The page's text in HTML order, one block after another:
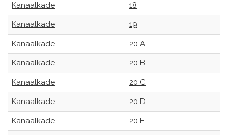
Kanaalkade 18
Kanaalkade 19
Kanaalkade 20 A
Kanaalkade 20 B
Kanaalkade 20 C
Kanaalkade 20 D
Kanaalkade 20 E